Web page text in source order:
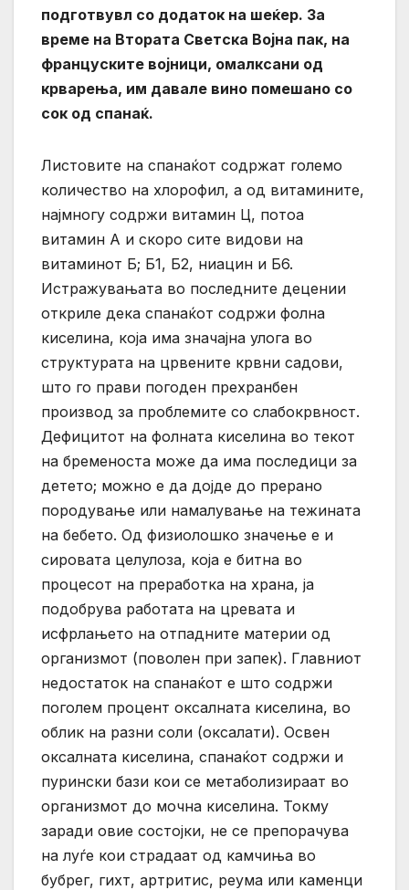
подготвувл со додаток на шеќер. За
време на Втората Светска Војна пак, на
француските војници, омалксани од
крварења, им давале вино помешано со
сок од спанаќ.
Листовите на спанаќот содржат големо
количество на хлорофил, а од витамините,
најмногу содржи витамин Ц, потоа
витамин А и скоро сите видови на
витаминот Б; Б1, Б2, ниацин и Б6.
Истражувањата во последните децении
откриле дека спанаќот содржи фолна
киселина, која има значајна улога во
структурата на црвените крвни садови,
што го прави погоден прехранбен
производ за проблемите со слабокрвност.
Дефицитот на фолната киселина во текот
на бременоста може да има последици за
детето; можно е да дојде до прерано
породување или намалување на тежината
на бебето. Од физиолошко значење е и
сировата целулоза, која е битна во
процесот на преработка на храна, ја
подобрува работата на цревата и
исфрлањето на отпадните материи од
организмот (поволен при запек). Главниот
недостаток на спанаќот е што содржи
поголем процент оксалната киселина, во
облик на разни соли (оксалати). Освен
оксалната киселина, спанаќот содржи и
пурински бази кои се метаболизираат во
организмот до мочна киселина. Токму
заради овие состојки, не се препорачува
на луѓе кои страдаат од камчиња во
бубрег, гихт, артритис, реума или каменци